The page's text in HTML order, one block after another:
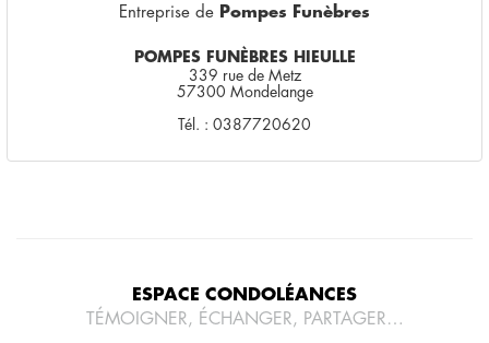
Entreprise de Pompes Funèbres
POMPES FUNÈBRES HIEULLE
339 rue de Metz
57300 Mondelange
Tél. : 0387720620
ESPACE CONDOLÉANCES
TÉMOIGNER, ÉCHANGER, PARTAGER…